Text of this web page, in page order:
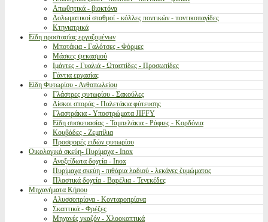
Απωθητικά - βιοκτόνα
Δολωματικοί σταθμοί - κόλλες ποντικών - ποντικοπαγίδες
Κτηνιατρικά
Είδη προστασίας εργαζομένων
Μποτάκια - Γαλότσες - Φόρμες
Μάσκες ψεκασμού
Ιμάντες - Γυαλιά - Ωτασπίδες - Προσωπίδες
Γάντια εργασίας
Είδη Φυτωρίου - Ανθοπωλείου
Γλάστρες φυτωρίου - Σακούλες
Δίσκοι σποράς - Παλετάκια φύτευσης
Γλαστράκια - Υποστρώματα JIFFY
Είδη συσκευασίας - Ταμπελάκια - Ράφιες - Κορδόνια
Κουβάδες - Ζεμπίλια
Προσφορές ειδών φυτωρίου
Οικολογικά σκεύη- Πυρίμαχα - Inox
Ανοξείδωτα δοχεία - Inox
Πυρίμαχα σκεύη - πιθάρια λαδιού - λεκάνες ζυμώματος
Πλαστικά δοχεία - Βαρέλια - Τενεκέδες
Μηχανήματα Κήπου
Αλυσσοπρίονα - Κονταροπρίονα
Σκαπτικά - Φρέζες
Μηχανές γκαζόν - Χλοοκοπτικά